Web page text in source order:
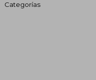
Categorías